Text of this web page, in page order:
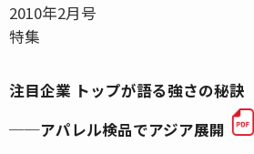
2010年2月号
特集
注目企業 トップが語る強さの秘
──アパレル検品でアジア展開